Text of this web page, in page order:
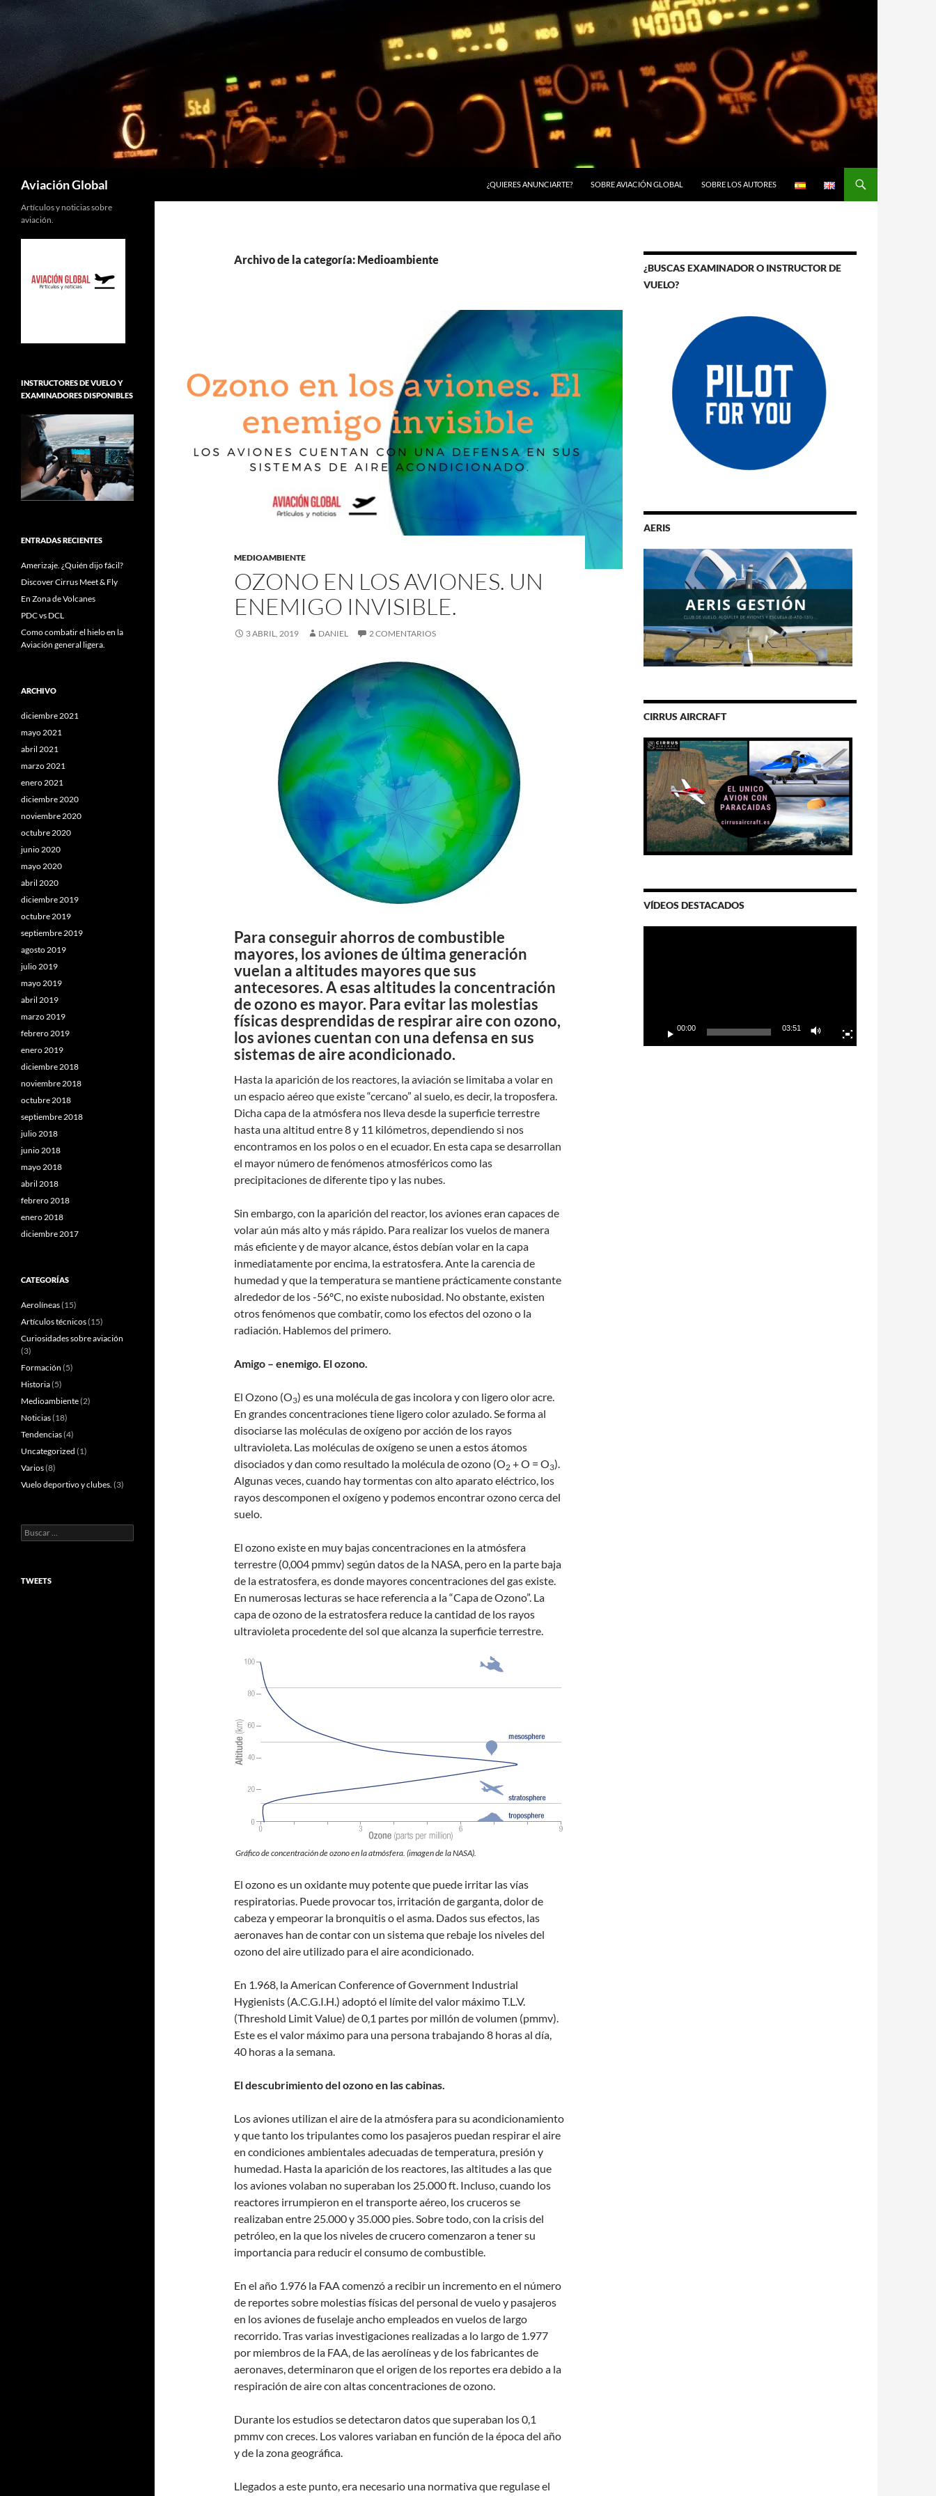
Saltar
Aviación Global ¿QUIERES ANUNCIARTE? SOBRE AVIACIÓN GLOBAL SOBRE LOS AUTORES
Archivo de la categoría: Medioambiente
MEDIOAMBIENTE
OZONO EN LOS AVIONES. UN
ENEMIGO INVISIBLE.
3 ABRIL, 2019 DANIEL 2 COMENTARIOS
Para conseguir ahorros de combustible
mayores, los aviones de última generación
vuelan a altitudes mayores que sus
antecesores. A esas altitudes la concentración
de ozono es mayor. Para evitar las molestias
físicas desprendidas de respirar aire con ozono,
los aviones cuentan con una defensa en sus
sistemas de aire acondicionado.
Hasta la aparición de los reactores, la aviación se limitaba a volar en
un espacio aéreo que existe “cercano” al suelo, es decir, la troposfera.
Dicha capa de la atmósfera nos lleva desde la superficie terrestre
hasta una altitud entre 8 y 11 kilómetros, dependiendo si nos
encontramos en los polos o en el ecuador. En esta capa se desarrollan
el mayor número de fenómenos atmosféricos como las
precipitaciones de diferente tipo y las nubes.
Sin embargo, con la aparición del reactor, los aviones eran capaces de
volar aún más alto y más rápido. Para realizar los vuelos de manera
más eficiente y de mayor alcance, éstos debían volar en la capa
inmediatamente por encima, la estratosfera. Ante la carencia de
humedad y que la temperatura se mantiene prácticamente constante
alrededor de los -56ºC, no existe nubosidad. No obstante, existen
otros fenómenos que combatir, como los efectos del ozono o la
radiación. Hablemos del primero.
Amigo – enemigo. El ozono.
El Ozono (O3) es una molécula de gas incolora y con ligero olor acre.
En grandes concentraciones tiene ligero color azulado. Se forma al
disociarse las moléculas de oxígeno por acción de los rayos
ultravioleta. Las moléculas de oxígeno se unen a estos átomos
disociados y dan como resultado la molécula de ozono (O2 + O = O3).
Algunas veces, cuando hay tormentas con alto aparato eléctrico, los
rayos descomponen el oxígeno y podemos encontrar ozono cerca del
suelo.
El ozono existe en muy bajas concentraciones en la atmósfera
terrestre (0,004 pmmv) según datos de la NASA, pero en la parte baja
de la estratosfera, es donde mayores concentraciones del gas existe.
En numerosas lecturas se hace referencia a la “Capa de Ozono”. La
capa de ozono de la estratosfera reduce la cantidad de los rayos
ultravioleta procedente del sol que alcanza la superficie terrestre.
Gráfico de concentración de ozono en la atmósfera. (imagen de la NASA).
El ozono es un oxidante muy potente que puede irritar las vías
respiratorias. Puede provocar tos, irritación de garganta, dolor de
cabeza y empeorar la bronquitis o el asma. Dados sus efectos, las
aeronaves han de contar con un sistema que rebaje los niveles del
ozono del aire utilizado para el aire acondicionado.
En 1.968, la American Conference of Government Industrial
Hygienists (A.C.G.I.H.) adoptó el límite del valor máximo T.L.V.
(Threshold Limit Value) de 0,1 partes por millón de volumen (pmmv).
Este es el valor máximo para una persona trabajando 8 horas al día,
40 horas a la semana.
El descubrimiento del ozono en las cabinas.
Los aviones utilizan el aire de la atmósfera para su acondicionamiento
y que tanto los tripulantes como los pasajeros puedan respirar el aire
en condiciones ambientales adecuadas de temperatura, presión y
humedad. Hasta la aparición de los reactores, las altitudes a las que
los aviones volaban no superaban los 25.000 ft. Incluso, cuando los
reactores irrumpieron en el transporte aéreo, los cruceros se
realizaban entre 25.000 y 35.000 pies. Sobre todo, con la crisis del
petróleo, en la que los niveles de crucero comenzaron a tener su
importancia para reducir el consumo de combustible.
En el año 1.976 la FAA comenzó a recibir un incremento en el número
de reportes sobre molestias físicas del personal de vuelo y pasajeros
en los aviones de fuselaje ancho empleados en vuelos de largo
recorrido. Tras varias investigaciones realizadas a lo largo de 1.977
por miembros de la FAA, de las aerolíneas y de los fabricantes de
aeronaves, determinaron que el origen de los reportes era debido a la
respiración de aire con altas concentraciones de ozono.
Durante los estudios se detectaron datos que superaban los 0,1
pmmv con creces. Los valores variaban en función de la época del año
y de la zona geográfica.
Llegados a este punto, era necesario una normativa que regulase el
¿BUSCAS EXAMINADOR O INSTRUCTOR DE
VUELO?
AERIS
CIRRUS AIRCRAFT
VÍDEOS DESTACADOS
00:00 03:51
Artículos y noticias sobre
aviación.
INSTRUCTORES DE VUELO Y
EXAMINADORES DISPONIBLES
ENTRADAS RECIENTES
Amerizaje. ¿Quién dijo fácil?
Discover Cirrus Meet & Fly
En Zona de Volcanes
PDC vs DCL
Como combatir el hielo en la
Aviación general ligera.
ARCHIVO
diciembre 2021
mayo 2021
abril 2021
marzo 2021
enero 2021
diciembre 2020
noviembre 2020
octubre 2020
junio 2020
mayo 2020
abril 2020
diciembre 2019
octubre 2019
septiembre 2019
agosto 2019
julio 2019
mayo 2019
abril 2019
marzo 2019
febrero 2019
enero 2019
diciembre 2018
noviembre 2018
octubre 2018
septiembre 2018
julio 2018
junio 2018
mayo 2018
abril 2018
febrero 2018
enero 2018
diciembre 2017
CATEGORÍAS
Aerolíneas(15)
Artículos técnicos(15)
Curiosidades sobre aviación
(3)
Formación (5)
Historia(5)
Medioambiente(2)
Noticias(18)
Tendencias(4)
Uncategorized (1)
Varios(8)
Vuelo deportivo y clubes. (3)
Buscar:
TWEETS